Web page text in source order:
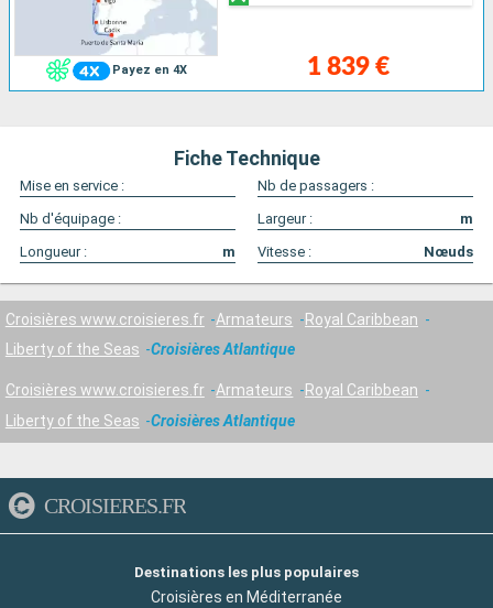
Payez en 4X 1 839 €
Fiche Technique
Mise en service :
Nb de passagers :
Nb d'équipage :
Largeur :
m
Longueur :
m Vitesse : Nœuds
Croisières www.croisieres.fr Armateurs
Royal Caribbean
Liberty of the Seas
Croisières Atlantique
Croisières www.croisieres.fr Armateurs
Royal Caribbean
Liberty of the Seas
Croisières Atlantique
CROISIERES.FR
Destinations les plus populaires
Croisières en Méditerranée